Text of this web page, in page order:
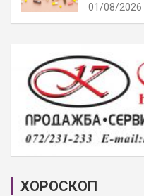
01/08/2026
ХОРОСКОП